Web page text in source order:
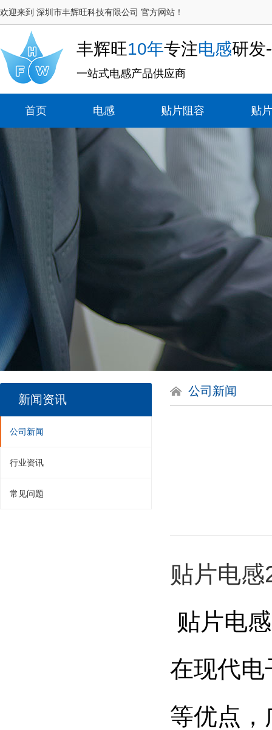
欢迎来到 深圳市丰辉旺科技有限公司 官方网站！
丰辉旺10年专注电感研发
一站式电感产品供应商
首页 电感 贴片阻容 贴
新闻资讯
公司新闻
行业资讯
常见问题
公司新闻
贴片电
贴片电
在现代电
等优点